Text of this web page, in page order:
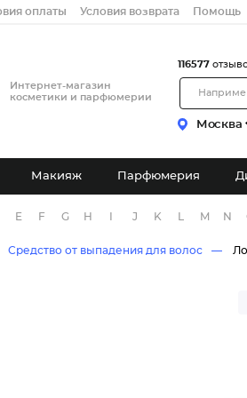
оплаты Условия возврата Помощь
Интернет-магазин
косметики и парфюмерии
Москва
116577
Макияж Парфюмерия
E F G H J K M N
Средство от выпадения для волос